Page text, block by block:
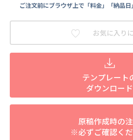
ご注文前にブラウザ上で「料金」「納品日
お気に入り
テンプレート
ダウンロード
原稿作成時の
※必ずご確認く